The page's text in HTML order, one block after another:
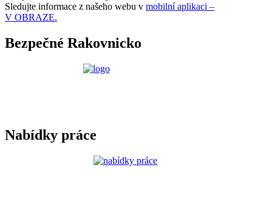
Sledujte informace z našeho webu v mobilní aplikaci –
V OBRAZE.
Bezpečné Rakovnicko
Nabídky práce